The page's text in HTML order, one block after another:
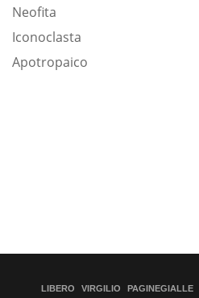
Neofita
Iconoclasta
Apotropaico
LIBERO VIRGILIO PAGINEGIALLE